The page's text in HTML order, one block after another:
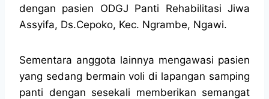
dengan pasien ODGJ Panti Rehabilitasi Jiwa
Assyifa, Ds.Cepoko, Kec. Ngrambe, Ngawi.
Sementara anggota lainnya mengawasi pasien
yang sedang bermain voli di lapangan samping
panti dengan sesekali memberikan semangat